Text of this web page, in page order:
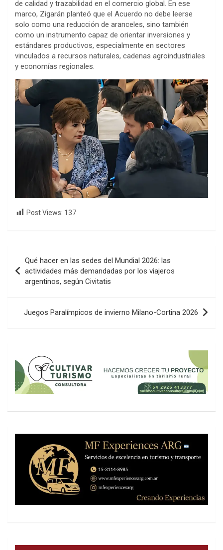
de calidad y trazabilidad en el comercio global. En ese
marco, Zigarán planteó que el Acuerdo no debe leerse
solo como una reducción de aranceles, sino también
como un instrumento capaz de orientar inversiones y
estándares productivos, especialmente en sectores
vinculados a recursos naturales, cadenas agroindustriales
y economías regionales.
Post Views: 137
de
entradas
Qué hacer en las sedes del Mundial 2026: las
actividades más demandadas por los viajeros
argentinos, según Civitatis
Juegos Paralímpicos de invierno Milano-Cortina 2026